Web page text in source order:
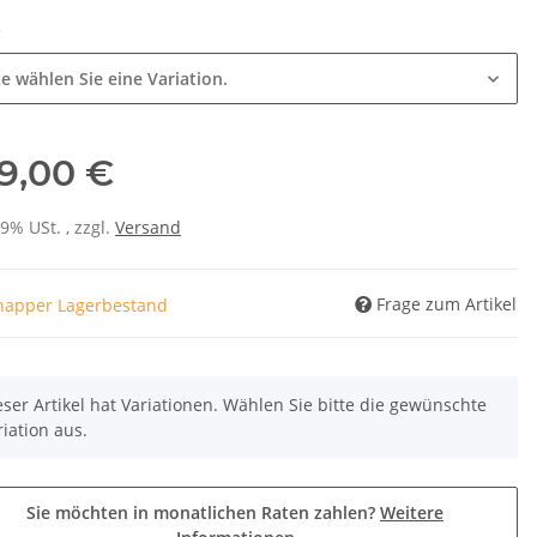
wählen Sie eine Variation.
€
USt. , zzgl. Versand
Lagerbestand Frage zum Artikel
Artikel hat Variationen. Wählen Sie bitte die gewünschte
aus.
Sie möchten in monatlichen Raten zahlen? Weitere